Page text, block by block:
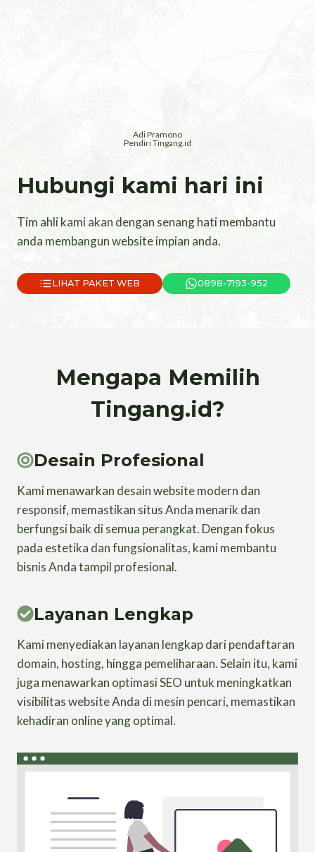
Adi Pramono
Pendiri Tingang.id
Hubungi kami hari ini
Tim ahli kami akan dengan senang hati membantu
anda membangun website impian anda.
LIHAT PAKET WEB 0898-7193-952
Mengapa Memilih
Tingang.id?
Desain Profesional
Kami menawarkan desain website modern dan
responsif, memastikan situs Anda menarik dan
berfungsi baik di semua perangkat. Dengan fokus
pada estetika dan fungsionalitas, kami membantu
bisnis Anda tampil profesional.
Layanan Lengkap
Kami menyediakan layanan lengkap dari pendaftaran
domain, hosting, hingga pemeliharaan. Selain itu, kami
juga menawarkan optimasi SEO untuk meningkatkan
visibilitas website Anda di mesin pencari, memastikan
kehadiran online yang optimal.